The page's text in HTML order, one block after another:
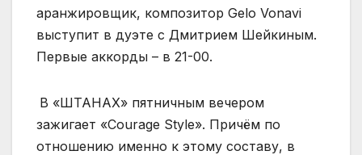
аранжировщик, композитор Gelo Vonavi
выступит в дуэте с Дмитрием Шейкиным.
Первые аккорды – в 21-00.
В «ШТАНАХ» пятничным вечером
зажигает «Courage Style». Причём по
отношению именно к этому составу, в